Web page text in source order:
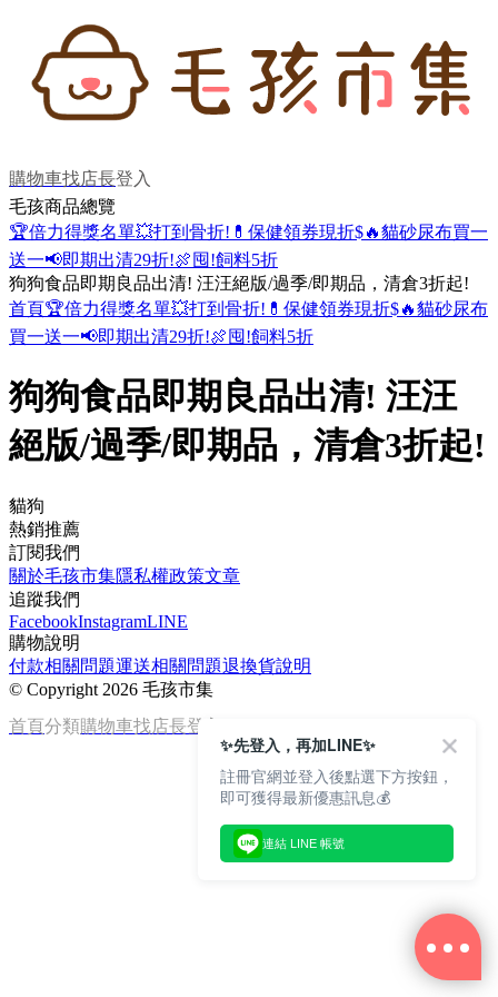
購物車找店長登入
毛孩商品總覽
🏆倍力得獎名單💥打到骨折! 💊保健領券現折$🔥貓砂尿布買一
送一📢即期出清29折!🍖囤!飼料5折
狗狗食品即期良品出清! 汪汪絕版/過季/即期品，清倉3折起!
首頁🏆倍力得獎名單💥打到骨折! 💊保健領券現折$🔥貓砂尿布
買一送一📢即期出清29折!🍖囤!飼料5折
狗狗食品即期良品出清! 汪汪
絕版/過季/即期品，清倉3折起!
貓狗
熱銷推薦
訂閱我們
關於毛孩市集隱私權政策文章
追蹤我們
FacebookInstagramLINE
購物說明
付款相關問題運送相關問題退換貨說明
© Copyright 2026 毛孩市集
首頁分類購物車找店長登入
✨先登入，再加LINE✨
註冊官網並登入後點選下方按鈕，
即可獲得最新優惠訊息💰
連結 LINE 帳號